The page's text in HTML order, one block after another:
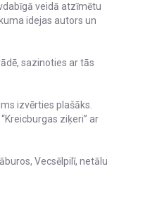
veidā atzīmētu
idejas autors un
sazinoties ar tās
izvērties plašāks.
ziķeri” ar
Vecsēlpilī, netālu